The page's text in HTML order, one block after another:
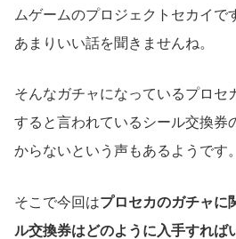
ムゲームのプロジェクトセカイで
あまりいい話を聞きませんね。
そんなガチャになっているプロセ
すると言われているシール交換券
からないという声もあるようです。
そこで今回はプロセカのガチャに
ル交換券はどのように入手すれば